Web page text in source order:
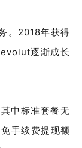
。2018年获得
逐渐成长
中标准套餐无
手续费提现额